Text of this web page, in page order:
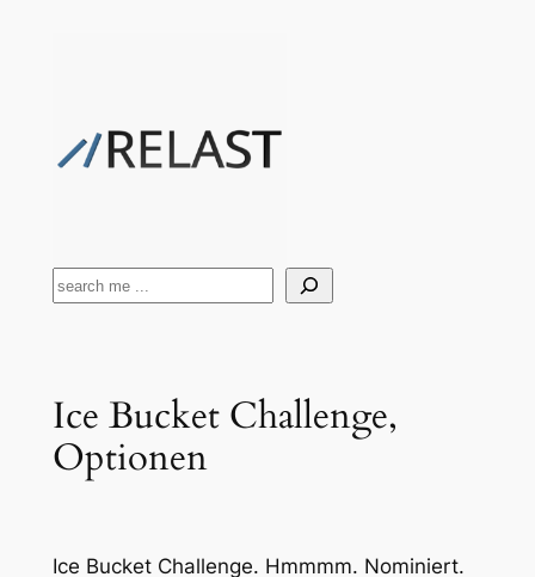
Suchen
Ice Bucket Challenge,
Optionen
Ice Bucket Challenge. Hmmmm. Nominiert.